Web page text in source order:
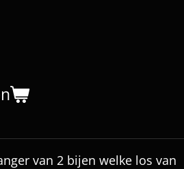
van 2 bijen welke los van